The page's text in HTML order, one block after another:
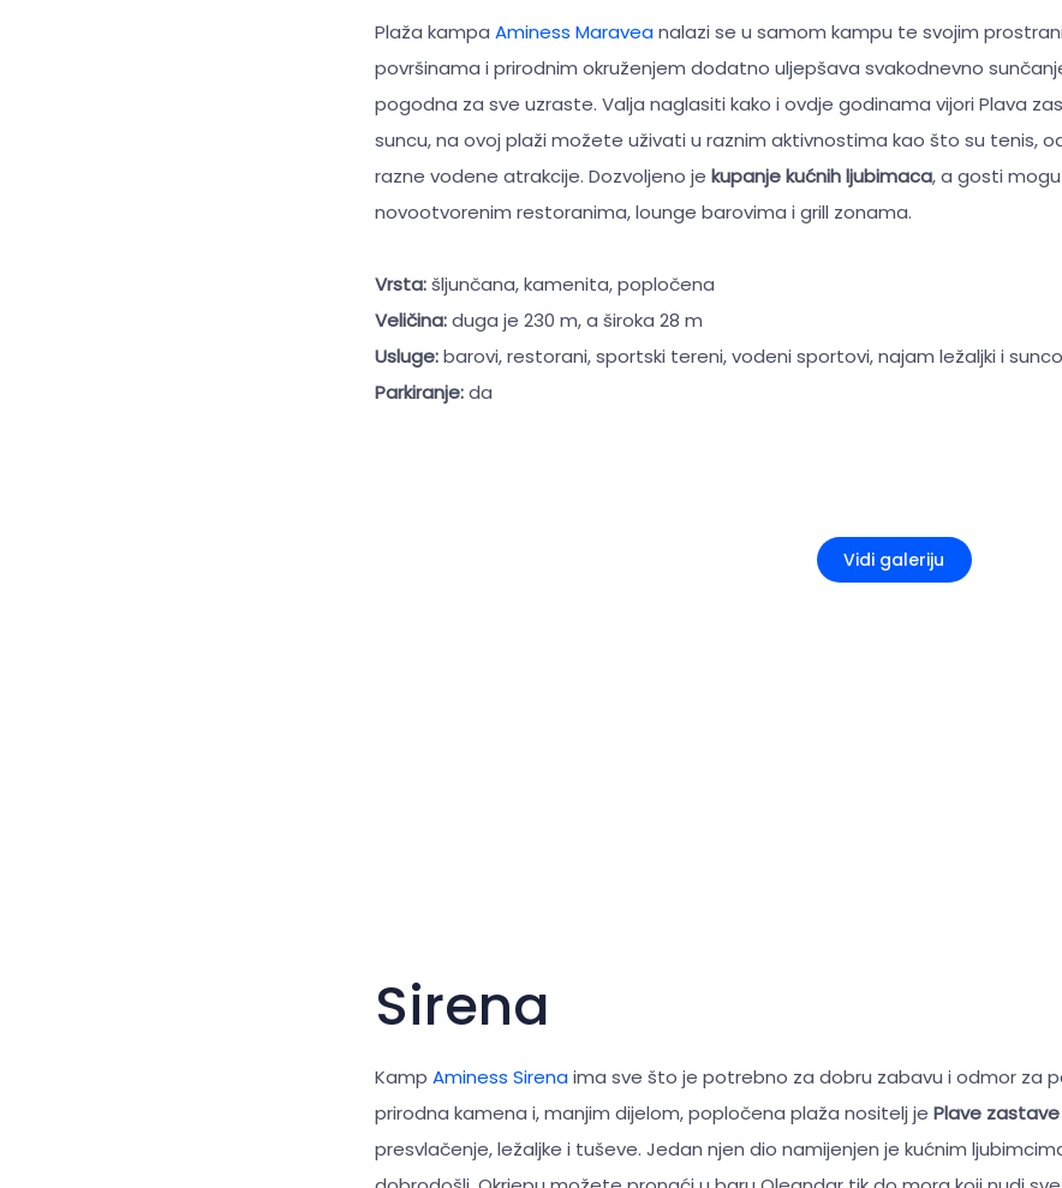
Plaža kampa Aminess Maraveanalazi se u samom kampu te svojim
površinama i prirodnim okruženjem dodatno uljepšava svakodnevno
pogodna za sve uzraste. Valja naglasiti kako i ovdje godinama vijori Plava
suncu, na ovoj plaži možete uživati u raznim aktivnostima kao što su tenis,
razne vodene atrakcije. Dozvoljeno je kupanje kućnih ljubimaca, a gosti
novootvorenim restoranima, lounge barovima i grill zonama.
Vrsta:šljunčana, kamenita, popločena
Veličina:duga je 230 m, a široka 28 m
Usluge:barovi, restorani, sportski tereni, vodeni sportovi, najam ležaljki i
Parkiranje:da
Vidi galeriju
Sirena
Kamp Aminess Sirenaima sve što je potrebno za dobru zabavu i odmor za
prirodna kamena i, manjim dijelom, popločena plaža nositelj je Plave zastave
presvlačenje, ležaljke i tuševe. Jedan njen dio namijenjen je kućnim